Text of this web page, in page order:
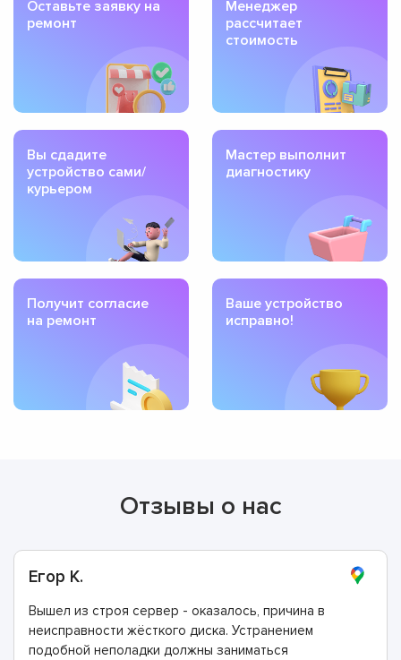
Оставьте заявку на
ремонт
Менеджер
рассчитает
стоимость
Вы сдадите
устройство сами/
курьером
Мастер выполнит
диагностику
Получит согласие
на ремонт
Ваше устройство
исправно!
Отзывы о нас
Егор К.
Вышел из строя сервер - оказалось, причина в
неисправности жёсткого диска. Устранением
подобной неполадки должны заниматься